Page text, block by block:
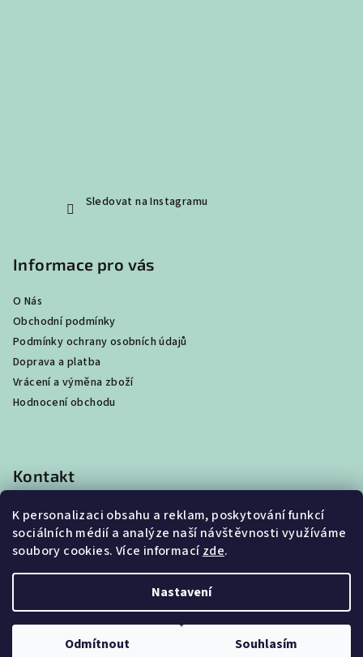
K personalizaci obsahu a reklam, poskytování funkcí
sociálních médií a analýze naší návštěvnosti využíváme
soubory cookies. Více informacízde.
Nastavení
Odmítnout Souhlasím
Sledovat na Instagramu
Informace pro vás
O Nás
Obchodní podmínky
Podmínky ochrany osobních údajů
Doprava a platba
Vrácení a výměna zboží
Hodnocení obchodu
Kontakt
shop@best4beast.com
+420 734 673 849
Upravit nastavení cookies
Můžeme Vám pomoci?